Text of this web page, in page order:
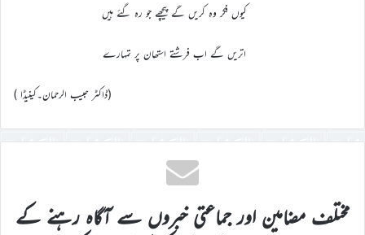
کیوں فکر وہ کریں گے پیچھے جو رہ گئے ہیں
اتریں گے اب فرشتے استھان پر تمہارے
(ڈاکٹر حبیب الرحمان۔کینیڈا )
مختلف مضامین اور جماعتی خبروں سے آگاہ رہنے کے